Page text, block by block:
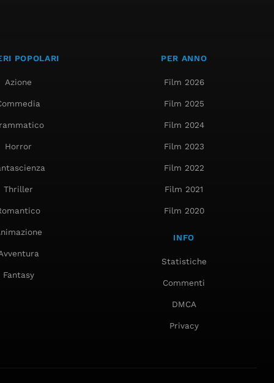
POPOLARI
Azione
Horror
Thriller
Fantasy
PER ANNO
Film 2026
Film 2025
Film 2024
Film 2023
Film 2022
Film 2021
Film 2020
INFO
Statistiche
Commenti
DMCA
Privacy